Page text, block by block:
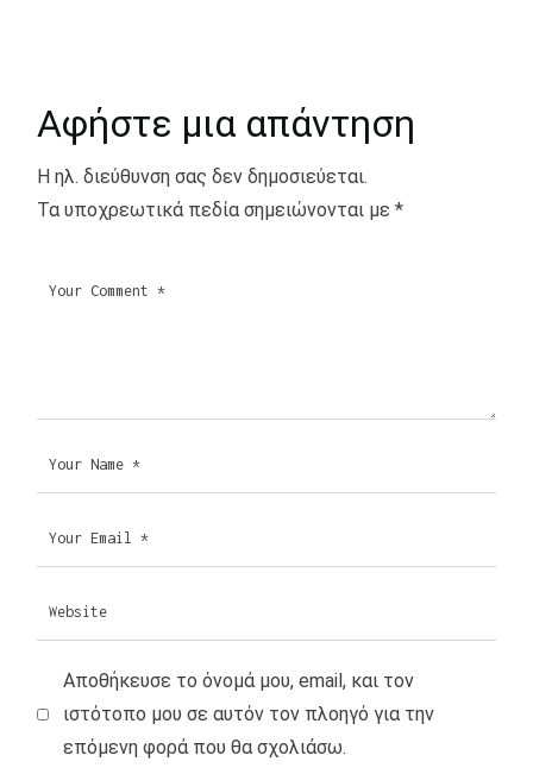
Αφήστε μια απάντηση
Η ηλ. διεύθυνση σας δεν δημοσιεύεται.
Τα υποχρεωτικά πεδία σημειώνονται με*
Αποθήκευσε το όνομά μου, email, και τον
ιστότοπο μου σε αυτόν τον πλοηγό για την
επόμενη φορά που θα σχολιάσω.